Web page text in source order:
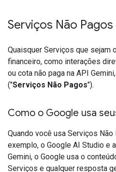
Serviços Não Pagos
Quaisquer Serviços que sejam
financeiro, como interações
ou cota não paga na API
("Serviços Não Pagos").
Como o Google usa
Quando você usa Serviços
exemplo, o Google AI Studio e
Gemini, o Google usa o
Serviços e qualquer resposta